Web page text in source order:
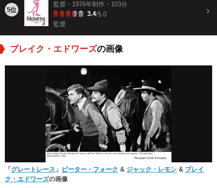
5位
監督・1976年制作・103分
3.4/5.0
監督
ブレイク・エドワーズの画像
「 グレートレース 」 ピーター・フォーク & ジャック・レモン & ブレイ
ク・エドワーズの画像